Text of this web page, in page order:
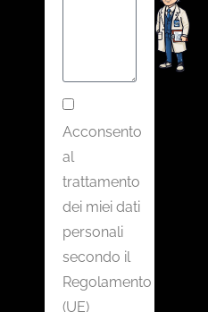
Acconsento
al
trattamento
dei miei dati
personali
secondo il
Regolamento
(UE)